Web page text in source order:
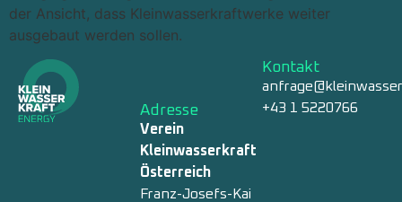
der Ansicht, dass Kleinwasserkraftwerke weiter
ausgebaut werden sollen.
Adresse
Verein
Kleinwasserkraft
Österreich
Franz-Josefs-Kai
Kontakt
+43 1 5220766